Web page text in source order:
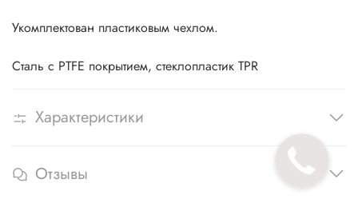
Укомплектован пластиковым чехлом.
Сталь с PTFE покрытием, стеклопластик TPR
Характеристики
Отзывы